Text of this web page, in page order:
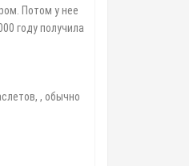
Потом у нее
году получила
, обычно